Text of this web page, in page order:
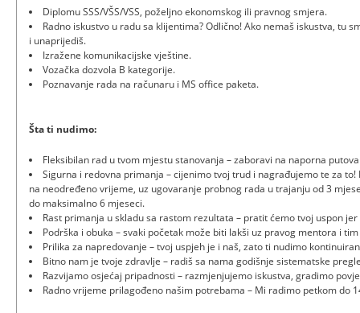
Diplomu SSS/VŠS/VSS, poželjno ekonomskog ili pravnog smjera.
Radno iskustvo u radu sa klijentima? Odlično! Ako nemaš iskustva, tu
i unaprijediš.
Izražene komunikacijske vještine.
Vozačka dozvola B kategorije.
Poznavanje rada na računaru i MS office paketa.
Šta ti nudimo:
Fleksibilan rad u tvom mjestu stanovanja – zaboravi na naporna
Sigurna i redovna primanja – cijenimo tvoj trud i nagrađujemo te za to!
na neodređeno vrijeme, uz ugovaranje probnog rada u trajanju od 3
do maksimalno 6 mjeseci.
Rast primanja u skladu sa rastom rezultata – pratit ćemo tvoj uspon
Podrška i obuka – svaki početak može biti lakši uz pravog mentora i
Prilika za napredovanje – tvoj uspjeh je i naš, zato ti nudimo
Bitno nam je tvoje zdravlje – radiš sa nama godišnje sistematske
Razvijamo osjećaj pripadnosti – razmjenjujemo iskustva, gradimo
Radno vrijeme prilagođeno našim potrebama – Mi radimo petkom do